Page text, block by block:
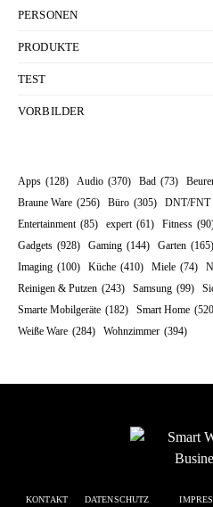
PERSONEN
PRODUKTE
TEST
VORBILDER
Apps (128) Audio (370) Bad (73)
Braune Ware (256) Büro (305) DNT/FNT
Entertainment (85) expert (61) Fitness
Gadgets (928) Gaming (144) Garten (165)
Imaging (100) Küche (410) Miele (74)
Reinigen & Putzen (243) Samsung (99)
Smarte Mobilgeräte (182) Smart Home
Weiße Ware (284) Wohnzimmer (394)
KONTAKT DATENSCHUTZ